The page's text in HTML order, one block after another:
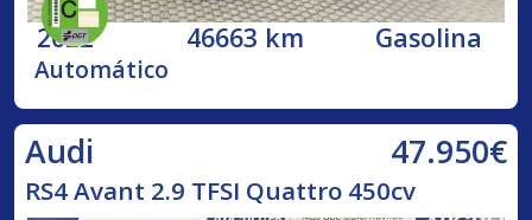
2022 46663 km Gasolina
Automático
Audi 47.950€
RS4 Avant 2.9 TFSI Quattro 450cv